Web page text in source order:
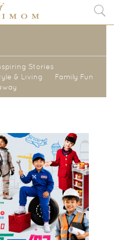
Stories
& Living
Family Fun